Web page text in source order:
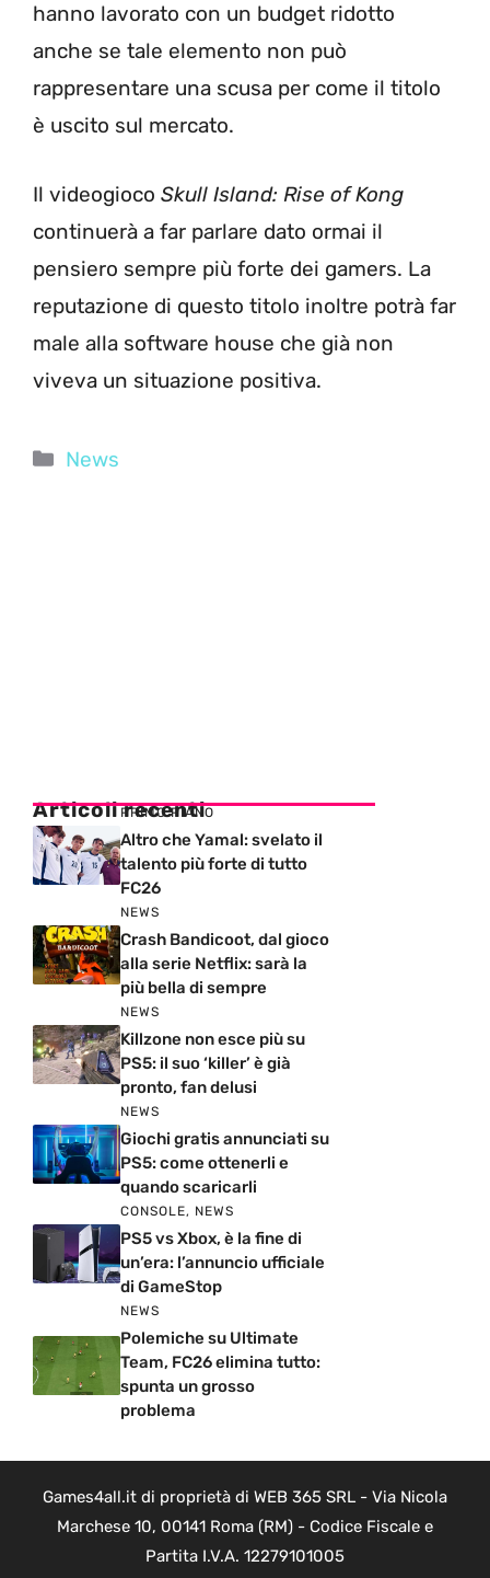
hanno lavorato con un budget ridotto
anche se tale elemento non può
rappresentare una scusa per come il titolo
è uscito sul mercato.
Il videogioco Skull Island: Rise of Kong
continuerà a far parlare dato ormai il
pensiero sempre più forte dei gamers. La
reputazione di questo titolo inoltre potrà far
male alla software house che già non
viveva un situazione positiva.
Categorie
News
Articoli recenti
PRIMO PIANO
Altro che Yamal: svelato il
talento più forte di tutto
FC26
NEWS
Crash Bandicoot, dal gioco
alla serie Netflix: sarà la
più bella di sempre
NEWS
Killzone non esce più su
PS5: il suo ‘killer’ è già
pronto, fan delusi
NEWS
Giochi gratis annunciati su
PS5: come ottenerli e
quando scaricarli
CONSOLE, NEWS
PS5 vs Xbox, è la fine di
un’era: l’annuncio ufficiale
di GameStop
NEWS
Polemiche su Ultimate
Team, FC26 elimina tutto:
spunta un grosso
problema
Games4all.it di proprietà di WEB 365 SRL - Via Nicola
Marchese 10, 00141 Roma (RM) - Codice Fiscale e
Partita I.V.A. 12279101005